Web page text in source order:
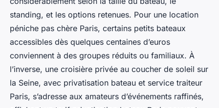
standing, et les options retenues. Pour une location
péniche pas chère Paris, certains petits bateaux
accessibles dès quelques centaines d’euros
conviennent à des groupes réduits ou familiaux. À
l’inverse, une croisière privée au coucher de soleil sur
la Seine, avec privatisation bateau et service traiteur
Paris, s’adresse aux amateurs d’événements raffinés,